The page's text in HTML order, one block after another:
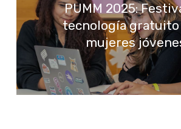
PUMM 2025:
tecnología gratuito
mujeres